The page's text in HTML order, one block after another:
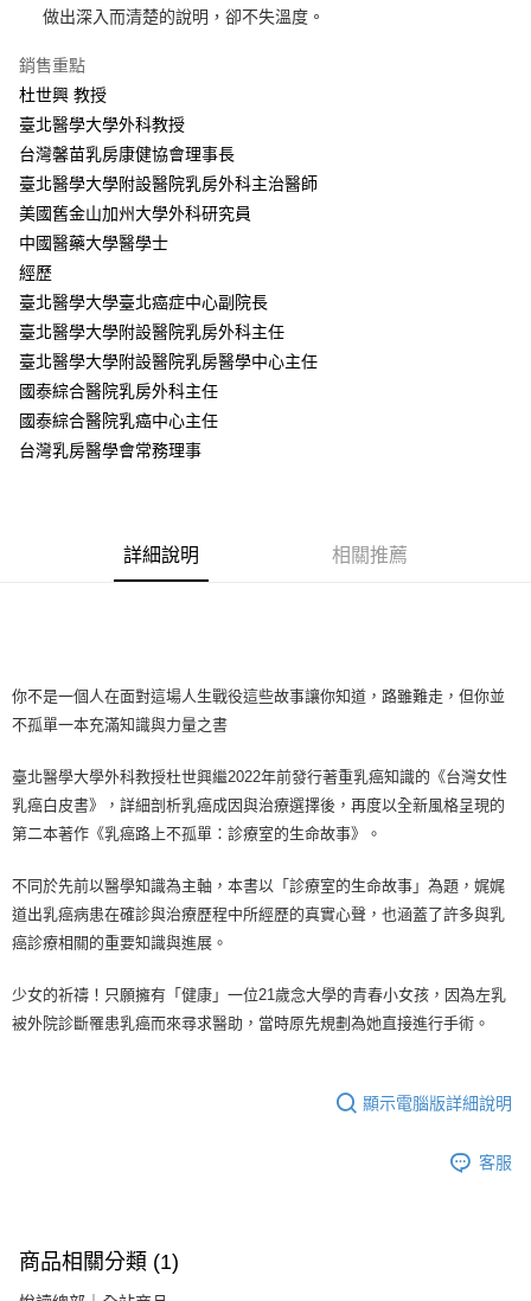
做出深入而清楚的說明，卻不失溫度。
銷售重點
杜世興 教授
臺北醫學大學外科教授
台灣馨苗乳房康健協會理事長
臺北醫學大學附設醫院乳房外科主治醫師
美國舊金山加州大學外科研究員
中國醫藥大學醫學士
經歷
臺北醫學大學臺北癌症中心副院長
臺北醫學大學附設醫院乳房外科主任
臺北醫學大學附設醫院乳房醫學中心主任
國泰綜合醫院乳房外科主任
國泰綜合醫院乳癌中心主任
台灣乳房醫學會常務理事
詳細說明 相關推薦
你不是一個人在面對這場人生戰役這些故事讓你知道，路雖難走，但你並
不孤單一本充滿知識與力量之書
臺北醫學大學外科教授杜世興繼2022年前發行著重乳癌知識的《台灣女性
乳癌白皮書》，詳細剖析乳癌成因與治療選擇後，再度以全新風格呈現的
第二本著作《乳癌路上不孤單：診療室的生命故事》。
不同於先前以醫學知識為主軸，本書以「診療室的生命故事」為題，娓娓
道出乳癌病患在確診與治療歷程中所經歷的真實心聲，也涵蓋了許多與乳
癌診療相關的重要知識與進展。
少女的祈禱！只願擁有「健康」一位21歲念大學的青春小女孩，因為左乳
被外院診斷罹患乳癌而來尋求醫助，當時原先規劃為她直接進行手術。
顯示電腦版詳細說明
客服
商品相關分類 (1)